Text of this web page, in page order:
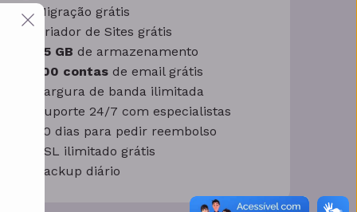
Migração grátis
Criador de Sites grátis
25 GB de armazenamento
100 contas de email grátis
Largura de banda ilimitada
Suporte 24/7 com especialistas
30 dias para pedir reembolso
SSL ilimitado grátis
Backup diário